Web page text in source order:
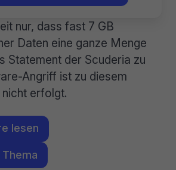
nur, dass fast 7 GB
Daten eine ganze Menge
Statement der Scuderia zu
Angriff ist zu diesem
erfolgt.
lesen